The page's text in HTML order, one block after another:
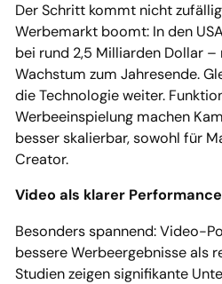
Der Schritt kommt nicht
Werbemarkt boomt: In den
bei rund 2,5 Milliarden Dollar
Wachstum zum Jahresende.
die Technologie weiter.
Werbeeinspielung machen
besser skalierbar, sowohl für
Creator.
Video als klarer
Besonders spannend: Video-
bessere Werbeergebnisse als
Studien zeigen signifikante